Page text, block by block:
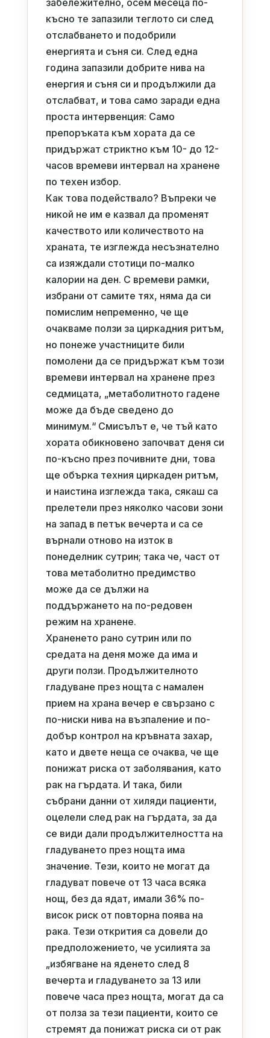
късно те запазили теглото си след
отслабването и подобрили
енергията и съня си. След една
година запазили добрите нива на
енергия и съня си и продължили да
отслабват, и това само заради една
проста интервенция: Само
препоръката към хората да се
придържат стриктно към 10- до 12-
часов времеви интервал на хранене
по техен избор.
Как това подействало? Въпреки че
никой не им е казвал да променят
качеството или количеството на
храната, те изглежда несъзнателно
са изяждали стотици по-малко
калории на ден. С времеви рамки,
избрани от самите тях, няма да си
помислим непременно, че ще
очакваме ползи за циркадния ритъм,
но понеже участниците били
помолени да се придържат към този
времеви интервал на хранене през
седмицата, „метаболитното гадене
може да бъде сведено до
минимум.“ Смисълът е, че тъй като
хората обикновено започват деня си
по-късно през почивните дни, това
ще обърка техния циркаден ритъм,
и наистина изглежда така, сякаш са
прелетели през няколко часови зони
на запад в петък вечерта и са се
върнали отново на изток в
понеделник сутрин; така че, част от
това метаболитно предимство
може да се дължи на
поддържането на по-редовен
режим на хранене.
Храненето рано сутрин или по
средата на деня може да има и
други ползи. Продължителното
гладуване през нощта с намален
прием на храна вечер е свързано с
по-ниски нива на възпаление и по-
добър контрол на кръвната захар,
като и двете неща се очаква, че ще
понижат риска от заболявания, като
рак на гърдата. И така, били
събрани данни от хиляди пациенти,
оцелели след рак на гърдата, за да
се види дали продължителността на
гладуването през нощта има
значение. Тези, които не могат да
гладуват повече от 13 часа всяка
нощ, без да ядат, имали 36% по-
висок риск от повторна поява на
рака. Тези открития са довели до
предположението, че усилията за
„избягване на яденето след 8
вечерта и гладуването за 13 или
повече часа през нощта, могат да са
от полза за тези пациенти, които се
стремят да понижат риска си от рак